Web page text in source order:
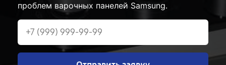
проблем варочных панелей Samsung.